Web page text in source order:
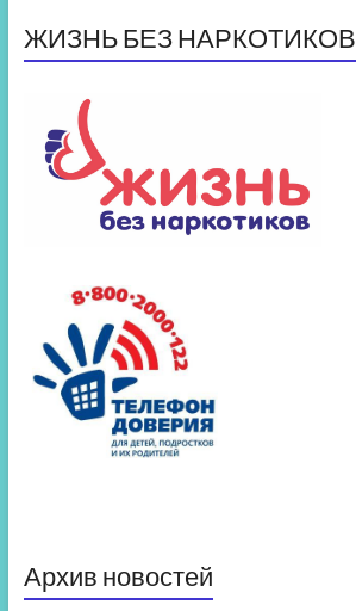
ЖИЗНЬ БЕЗ НАРКОТИКОВ
Архив новостей